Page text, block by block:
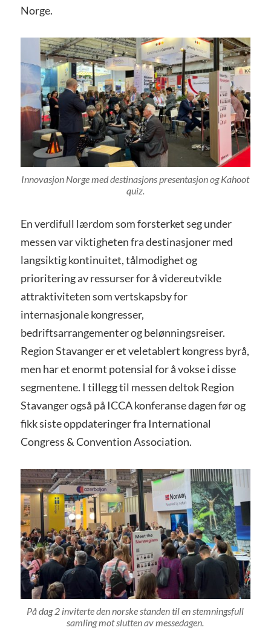
Norge.
Innovasjon Norge med destinasjons presentasjon og Kahoot
quiz.
En verdifull lærdom som forsterket seg under
messen var viktigheten fra destinasjoner med
langsiktig kontinuitet, tålmodighet og
prioritering av ressurser for å videreutvikle
attraktiviteten som vertskapsby for
internasjonale kongresser,
bedriftsarrangementer og belønningsreiser.
Region Stavanger er et veletablert kongress byrå,
men har et enormt potensial for å vokse i disse
segmentene. I tillegg til messen deltok Region
Stavanger også på ICCA konferanse dagen før og
fikk siste oppdateringer fra International
Congress & Convention Association.
På dag 2 inviterte den norske standen til en stemningsfull
samling mot slutten av messedagen.